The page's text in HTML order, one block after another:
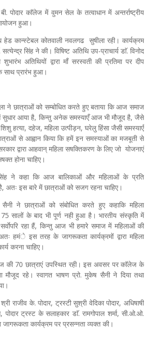
पोदार काॅलेज में वुमन सेल के तत्वाधान में अन्तर्राष्ट्रीय
हुआ।
हेड कान्स्टेबल कोतवाली नवलगढ सुषीला रही। कार्यक्रम
सत्येन्द्र सिंह ने की। विषिष्ट अतिथि उप-प्राचार्य डाॅ. विनोद
अतिथियों द्वारा माँ सरस्वती की प्रतिमा पर दीप
साथ प्रारंभ हुआ।
ने छात्राओं को सम्बोधित करते हुए बताया कि आज समाज
सुधार आया है, किन्तु अनेक समस्याएँ आज भी मौजूद है, जैसे
हत्या, दहेज, महिला उत्पीड़न, घरेलु हिंसा जैसी समस्याएँ
से आह्वान किया कि हमें इन समस्याओं का मजबूती से
द्वारा आहवान् महिला सषक्तिकरण के लिए जो योजनाएं
होना चाहिए।
सिंह ने कहा कि आज बालिकाओं और महिलाओं के प्रति
अतः इस बारे में छात्राओं को सजग रहना चाहिए।
सैनी ने छात्राओं को संबोधित करते हुए कहाकि महिला
सालों के बाद भी पूर्ण नही हुआ है। भारतीय संस्कृति में
रहा हैं, किन्तु आज भी हमारे समाज में महिलाओं की
हमंे इस तरह के जागरूकता कार्यक्रमों द्वारा महिला
करना चाहिए।
की 70 छात्राएं उपस्थित रही। इस अवसर पर काॅलेज के
मौजूद रहे। स्वागत भाषण प्रो. मुकेष सैनी ने दिया तथा
राजीव के. पोदार, ट्रस्टी सुश्री वेदिका पोदार, अधिषाषी
पोदार ट्रस्ट के सलाहकार डाॅ. रामगोपाल शर्मा, सी.ओ.ओ.
जागरूकता कार्यक्रम पर प्रसन्नता व्यक्त की।